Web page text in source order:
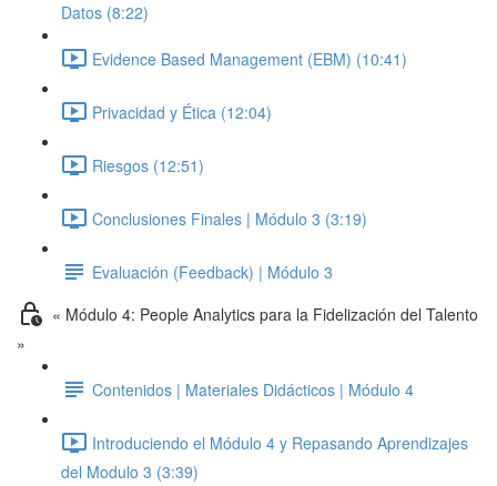
Datos (8:22)
Evidence Based Management (EBM) (10:41)
Privacidad y Ética (12:04)
Riesgos (12:51)
Conclusiones Finales | Módulo 3 (3:19)
Evaluación (Feedback) | Módulo 3
« Módulo 4: People Analytics para la Fidelización del Talento
»
Contenidos | Materiales Didácticos | Módulo 4
Introduciendo el Módulo 4 y Repasando Aprendizajes
del Modulo 3 (3:39)